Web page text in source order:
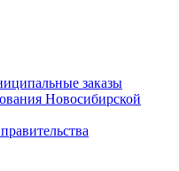
заказы
Новосибирской